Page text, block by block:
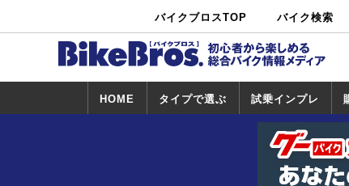
バイクブロスTOP バイク検索
中古バイ
ク・新車検
カタログ検
索
ショップ検
索
HOME タイプで選ぶ 試乗インプレ
試乗インプレ
一覧
ホンダ
ヤマハ
スズキ
カワサキ
ハーレー
BMW
トライアンフ
ドゥカティ